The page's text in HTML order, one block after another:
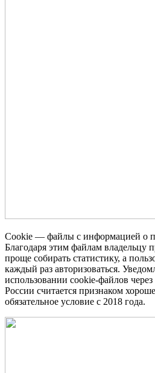
Cookie — файлы с информацией о
Благодаря этим файлам владельцу
проще собирать статистику, а
каждый раз авторизоваться.
использовании cookie-файлов
России считается признаком
обязательное условие с 2018 года.